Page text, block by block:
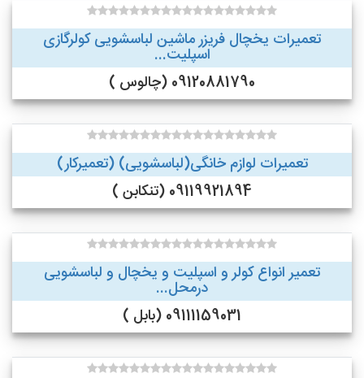
تعمیرات یخچال فریزر ماشین لباسشویی کولرگازی
اسپلیت...
09120881790 (چالوس )
تعمیرات لوازم خانگی(لباسشویی) (تعمیرکار)
09119921894 (تنکابن )
تعمیر انواع کولر و اسپلیت و یخچال و لباسشویی
درمحل...
09111159031 (بابل )